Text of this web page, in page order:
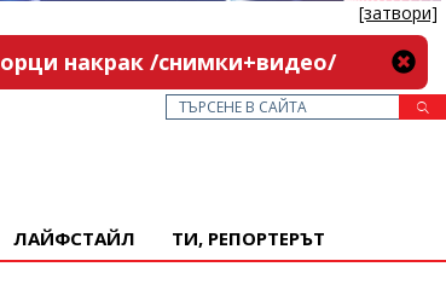
[затвори]
накрак /снимки+видео/
ЛАЙФСТАЙЛ ТИ, РЕПОРТЕРЪТ